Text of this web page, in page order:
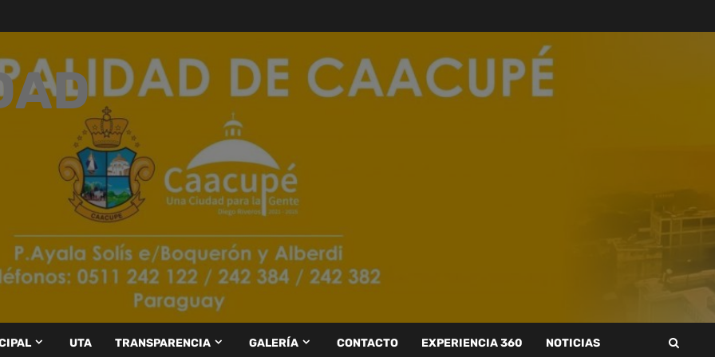
UTA TRANSPARENCIA GALERÍA CONTACTO EXPERIENCIA 360 NOTICIAS